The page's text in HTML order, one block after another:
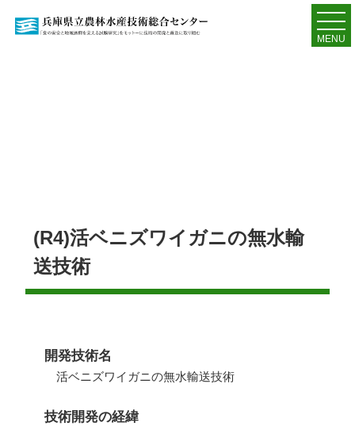
MENU
(R4)活ベニズワイガニの無水輸
送技術
開発技術名
活ベニズワイガニの無水輸送技術
技術開発の経緯